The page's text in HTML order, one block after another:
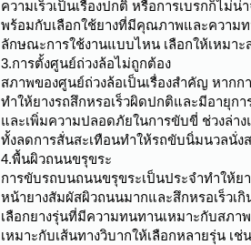
ความเร็วเป็นเรื่องปกติ หรือการเบรกก็ไม่
พร้อมกับเลือกใช้ยางที่มีคุณภาพและความท
ลักษณะการใช้งานแบบไหน เลือกให้เหมาะ
3.การตั้งศูนย์ถ่วงล้อไม่ถูกต้อง
สภาพของศูนย์ถ่วงล้อเป็นเรื่องสำคัญ หาก
ทำให้ยางรถสึกหรอเร็วผิดปกติและมีอายุก
และเพิ่มความปลอดภัยในการขับขี่ ช่วงล่า
ทั้งลดการสั่นสะเทือนทำให้รถขับนิ่มนวลนั่ง
4.พื้นผิวถนนขรุขระ
การขับรถบนถนนขรุขระเป็นประจำทำให้ย
หน้ายางสัมผัสผิวถนนมากและสึกหรอเร็วเ
เลือกยางรุ่นที่มีความทนทานเหมาะกับสภา
เหมาะกับเส้นทางวิบากให้เลือกหลายรุ่น เ